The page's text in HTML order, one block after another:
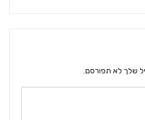
שלך לא תפורסם.